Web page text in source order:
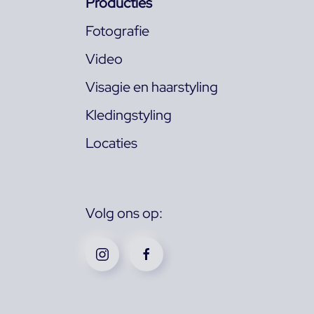
Fotografie
Video
Visagie en haarstyling
Kledingstyling
Locaties
Volg ons op: